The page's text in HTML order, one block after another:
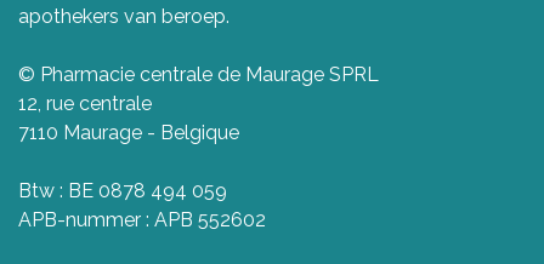
apothekers van beroep.
© Pharmacie centrale de Maurage SPRL
12, rue centrale
7110 Maurage - Belgique
Btw : BE 0878 494 059
APB-nummer : APB 552602